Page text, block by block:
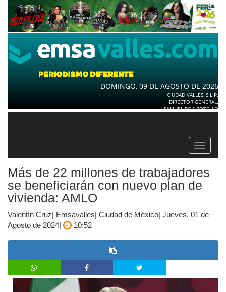
DOMINGO, 09 DE AGOSTO DE 2026
CIUDAD VALLES, S.L.P.
DIRECTOR GENERAL.
SAMUEL ROA BOTELLO
Toggle
Más de 22 millones de trabajadores
se beneficiarán con nuevo plan de
vivienda: AMLO
Valentín Cruz| Emsavalles| Ciudad de México| Jueves, 01 de
Agosto de 2024|
10:52